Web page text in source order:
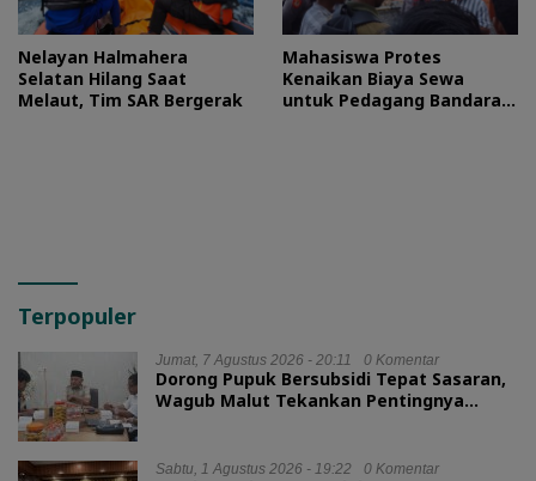
Nelayan Halmahera
Selatan Hilang Saat
Melaut, Tim SAR Bergerak
Mahasiswa Protes
Kenaikan Biaya Sewa
untuk Pedagang Bandara
Terpopuler
Jumat, 7 Agustus 2026 - 20:11 0 Komentar
Dorong Pupuk Bersubsidi Tepat Sasaran,
Wagub Malut Tekankan Pentingnya
Sabtu, 1 Agustus 2026 - 19:22 0 Komentar